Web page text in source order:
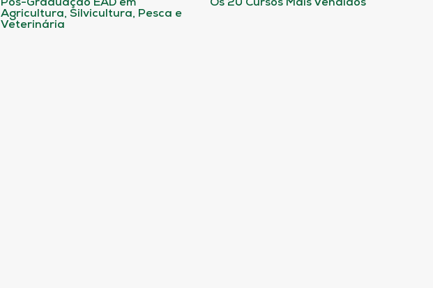
Pós-Graduação EAD em
Agricultura, Silvicultura, Pesca e
Veterinária
Os 20 Cursos Mais Vendidos